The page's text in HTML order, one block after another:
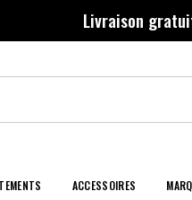
Livraison
ACCESSOIRES